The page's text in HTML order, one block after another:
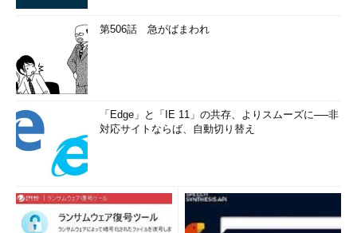
第506話 急がばまわれ
「Edge」と「IE 11」の共存、よりスムーズに──非
対応サイトならば、自動切り替え